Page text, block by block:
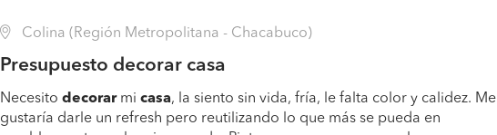
Colina (Región Metropolitana - Chacabuco)
Presupuesto decorar casa
Necesito decorarmi casa, la siento sin vida, fría, le falta color y calidez. Me
gustaría darle un refresh pero reutilizando lo que más se pueda en